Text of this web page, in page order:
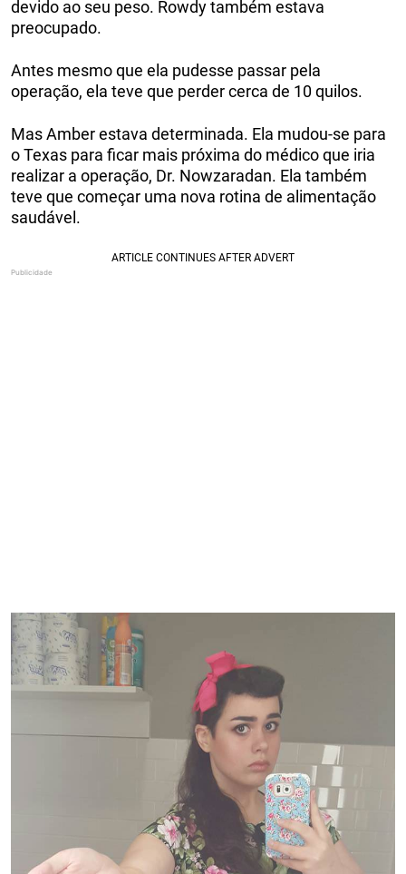
devido ao seu peso. Rowdy também estava
preocupado.
Antes mesmo que ela pudesse passar pela
operação, ela teve que perder cerca de 10 quilos.
Mas Amber estava determinada. Ela mudou-se para
o Texas para ficar mais próxima do médico que iria
realizar a operação, Dr. Nowzaradan. Ela também
teve que começar uma nova rotina de alimentação
saudável.